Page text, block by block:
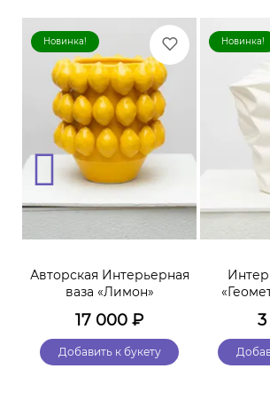
Новинка!
Авторская Интерьерная
ваза «Лимон»
17 000 ₽
Добавить к букету
Новинка!